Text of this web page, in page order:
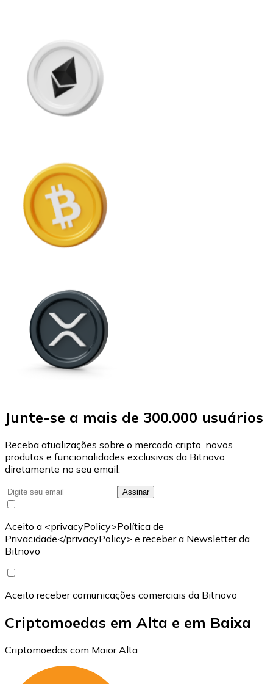
Junte-se a mais de 300.000 usuários
Receba atualizações sobre o mercado cripto, novos
produtos e funcionalidades exclusivas da Bitnovo
diretamente no seu email.
Assinar
Aceito a <privacyPolicy>Política de
Privacidade</privacyPolicy> e receber a Newsletter da
Bitnovo
Aceito receber comunicações comerciais da Bitnovo
Criptomoedas em Alta e em Baixa
Criptomoedas com Maior Alta